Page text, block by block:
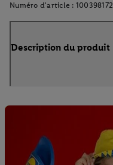
Numéro d'article : 100398172
Description du produit